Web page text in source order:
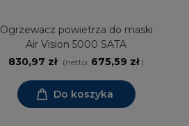
Ogrzewacz powietrza do maski
Air Vision 5000 SATA
830,97 zł (netto: 675,59 zł)
Do koszyka